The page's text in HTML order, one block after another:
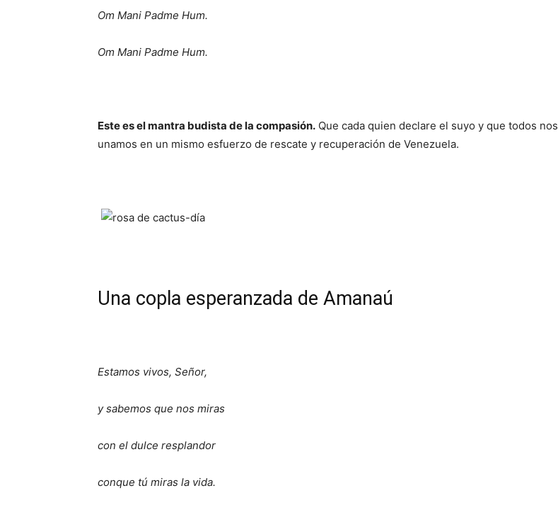
Om Mani Padme Hum.
Om Mani Padme Hum.
Este es el mantra budista de la compasión. Que cada quien declare el suyo y que todos nos
unamos en un mismo esfuerzo de rescate y recuperación de Venezuela.
Una copla esperanzada de Amanaú
Estamos vivos, Señor,
y sabemos que nos miras
con el dulce resplandor
conque tú miras la vida.